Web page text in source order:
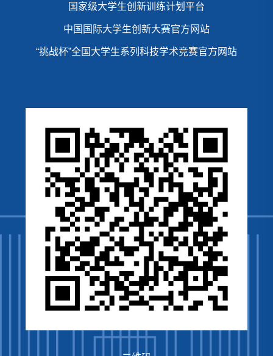
国家级大学生创新训练计划平台
中国国际大学生创新大赛官方网站
“挑战杯”全国大学生系列科技学术竞赛官方网站